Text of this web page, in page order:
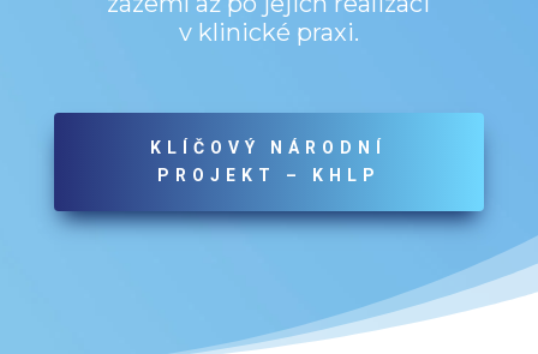
v klinické praxi.
KLÍČOVÝ NÁRODNÍ
PROJEKT – KHLP